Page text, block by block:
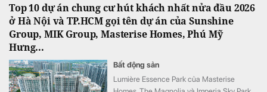
Top 10 dự án chung cư hút khách nhất nửa đầu 2026
ở Hà Nội và TP.HCM gọi tên dự án của Sunshine
Group, MIK Group, Masterise Homes, Phú Mỹ
Hưng...
Bất động sản
Lumière Essence Park của Masterise